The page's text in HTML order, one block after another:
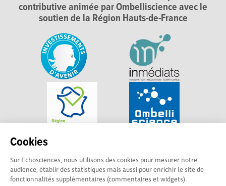
Cookies
Sur Echosciences, nous utilisons des cookies pour mesurer notre
audience, établir des statistiques mais aussi pour enrichir le site de
fonctionnalités supplémentaires (commentaires et widgets).
contributive animée par Ombelliscience avec le
soutien de la Région Hauts-de-France